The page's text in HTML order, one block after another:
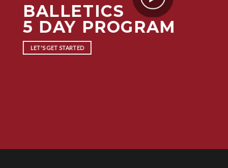
BALLETICS
5 DAY PROGRAM
LET'S GET STARTED